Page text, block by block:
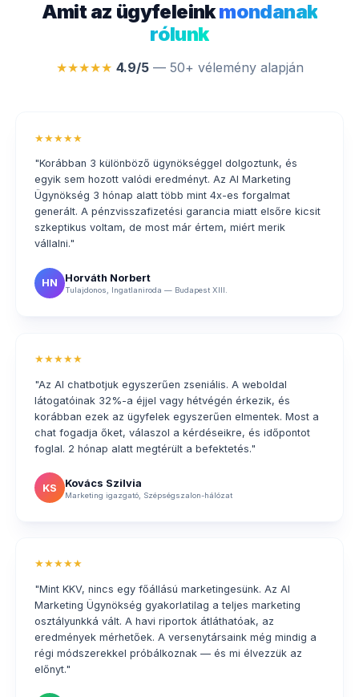
Amit az ügyfeleinkmondanak
rólunk
★★★★★ 4.9/5 — 50+ vélemény alapján
★★★★★
"Korábban 3 különböző ügynökséggel dolgoztunk, és
egyik sem hozott valódi eredményt. Az AI Marketing
Ügynökség 3 hónap alatt több mint 4x-es forgalmat
generált. A pénzvisszafizetési garancia miatt elsőre kicsit
szkeptikus voltam, de most már értem, miért merik
vállalni."
HN Horváth Norbert
Tulajdonos, Ingatlaniroda — Budapest XIII.
★★★★★
"Az AI chatbotjuk egyszerűen zseniális. A weboldal
látogatóinak 32%-a éjjel vagy hétvégén érkezik, és
korábban ezek az ügyfelek egyszerűen elmentek. Most a
chat fogadja őket, válaszol a kérdéseikre, és időpontot
foglal. 2 hónap alatt megtérült a befektetés."
KS Kovács Szilvia
Marketing igazgató, Szépségszalon-hálózat
★★★★★
"Mint KKV, nincs egy főállású marketingesünk. Az AI
Marketing Ügynökség gyakorlatilag a teljes marketing
osztályunkká vált. A havi riportok átláthatóak, az
eredmények mérhetőek. A versenytársaink még mindig a
régi módszerekkel próbálkoznak — és mi élvezzük az
előnyt."